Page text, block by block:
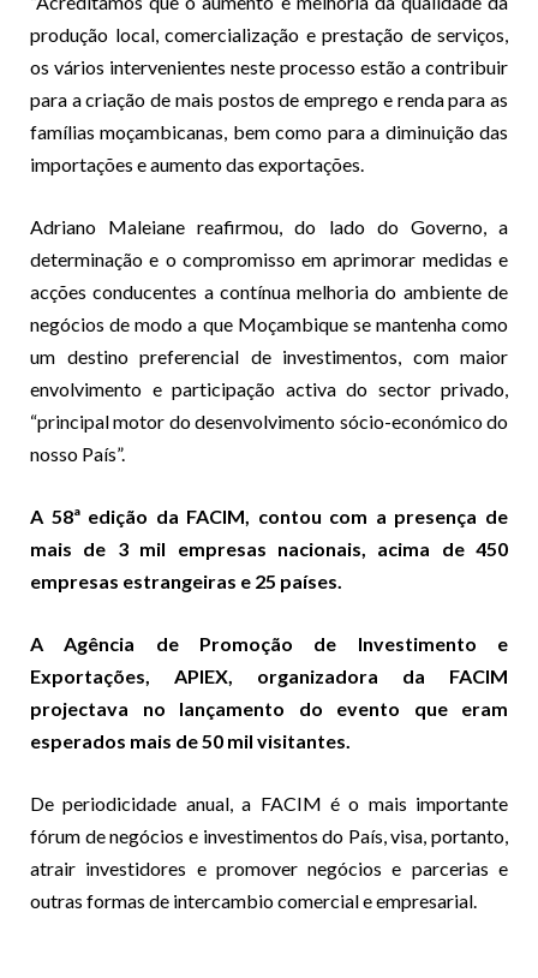
produção local, comercialização e prestação de serviços,
os vários intervenientes neste processo estão a contribuir
para a criação de mais postos de emprego e renda para as
famílias moçambicanas, bem como para a diminuição das
importações e aumento das exportações.
Adriano Maleiane reafirmou, do lado do Governo, a
determinação e o compromisso em aprimorar medidas e
acções conducentes a contínua melhoria do ambiente de
negócios de modo a que Moçambique se mantenha como
um destino preferencial de investimentos, com maior
envolvimento e participação activa do sector privado,
“principal motor do desenvolvimento sócio-económico do
nosso País”.
A 58ª edição da FACIM, contou com a presença de
mais de 3 mil empresas nacionais, acima de 450
empresas estrangeiras e 25 países.
A Agência de Promoção de Investimento e
Exportações, APIEX, organizadora da FACIM
projectava no lançamento do evento que eram
esperados mais de 50 mil visitantes.
De periodicidade anual, a FACIM é o mais importante
fórum de negócios e investimentos do País, visa, portanto,
atrair investidores e promover negócios e parcerias e
outras formas de intercambio comercial e empresarial.